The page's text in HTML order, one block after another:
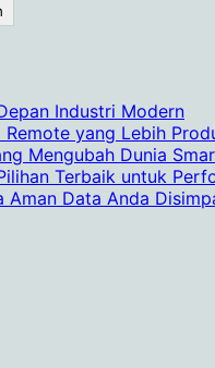
Industri Modern
yang Lebih
Mengubah Dunia
Terbaik untuk
Aman Data Anda